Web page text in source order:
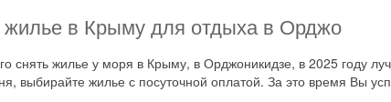
жилье в Крыму для отдыха в Орджо
снять жилье у моря в Крыму, в Орджоникидзе, в 2025 году
выбирайте жилье с посуточной оплатой. За это время Вы